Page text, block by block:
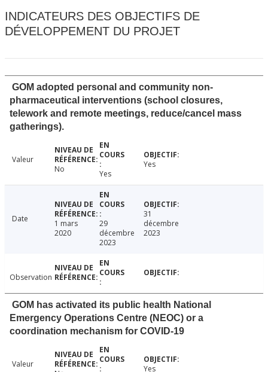
INDICATEURS DES OBJECTIFS DE
DÉVELOPPEMENT DU PROJET
GOM adopted personal and community non-
pharmaceutical interventions (school closures,
telework and remote meetings, reduce/cancel mass
gatherings).
Valeur
No
Yes
Yes
Date
1 mars
2020
29
décembre
2023
31
décembre
2023
Observation
GOM has activated its public health National
Emergency Operations Centre (NEOC) or a
coordination mechanism for COVID-19
Valeur
Yes